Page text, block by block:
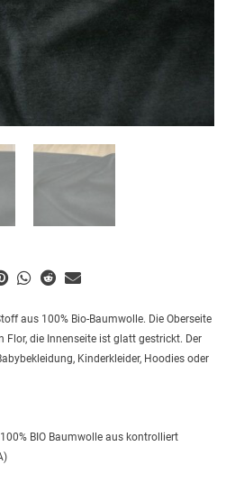
aus 100% Bio-Baumwolle. Die Oberseite
Flor, die Innenseite ist glatt gestrickt. Der
Kinderkleider, Hoodies oder
BIO Baumwolle aus kontrolliert